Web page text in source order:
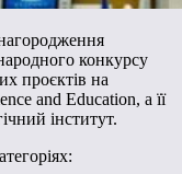
конкурсу
проєктів на
and Education, а її
інститут.